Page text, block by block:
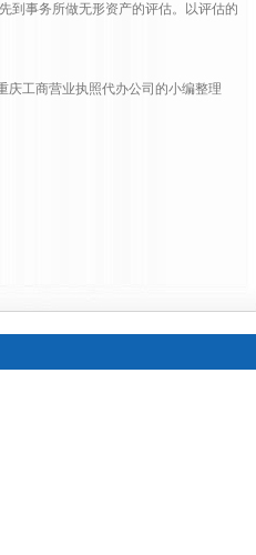
到事务所做无形资产的评估。以评估的
庆工商营业执照代办公司的小编整理